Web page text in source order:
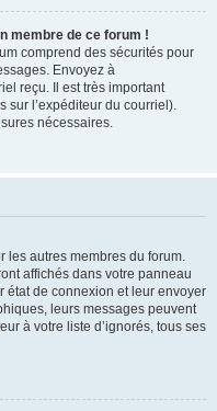
membre de ce forum !
comprend des sécurités pour
Envoyez à
reçu. Il est très important
sur l’expéditeur du courriel).
nécessaires.
les autres membres du forum.
affichés dans votre panneau
état de connexion et leur envoyer
leurs messages peuvent
à votre liste d’ignorés, tous ses